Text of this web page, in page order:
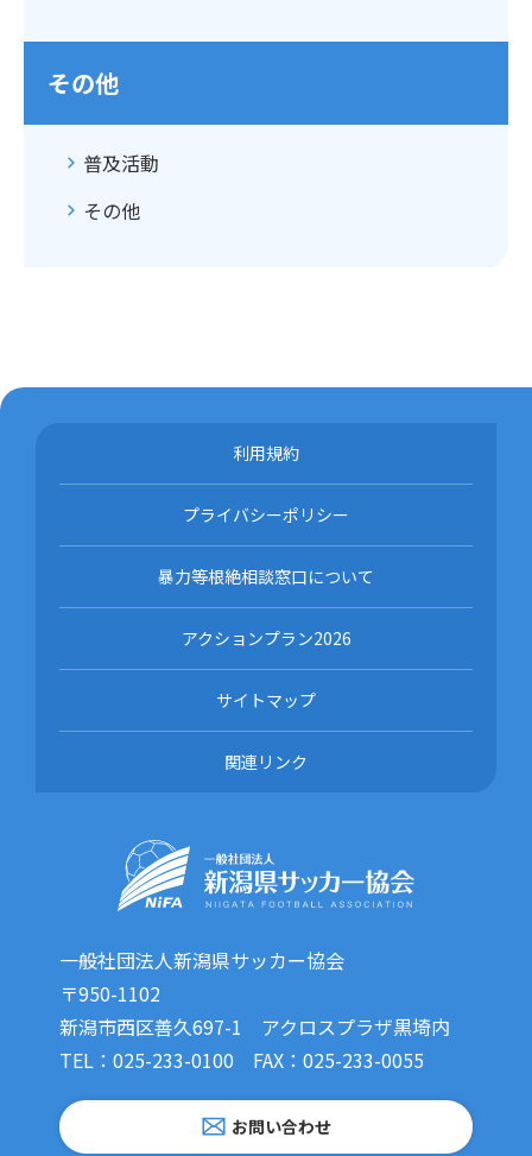
その他
普及活動
その他
利用規約
プライバシーポリシー
暴力等根絶相談窓口について
アクションプラン2026
サイトマップ
関連リンク
一般社団法人新潟県サッカー協会
〒950-1102
新潟市西区善久697-1 アクロスプラザ黒埼内
TEL：025-233-0100 FAX：025-233-0055
お問い合わせ